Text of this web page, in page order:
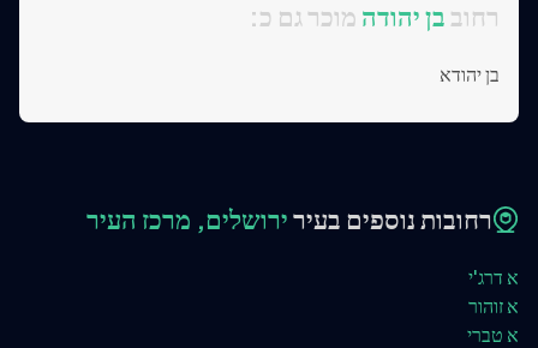
:רחוב בן יהודה מוכר גם כ
בן יהודא
רחובות נוספים בעירירושלים, מרכז העיר
א דרג'י
א זוהור
א טברי